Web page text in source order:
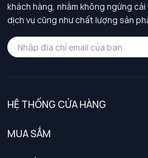
khách hàng, nhằm không ngừng
dịch vụ cũng như chất lượng sản
HỆ THỐNG CỬA HÀNG
MUA SẮM